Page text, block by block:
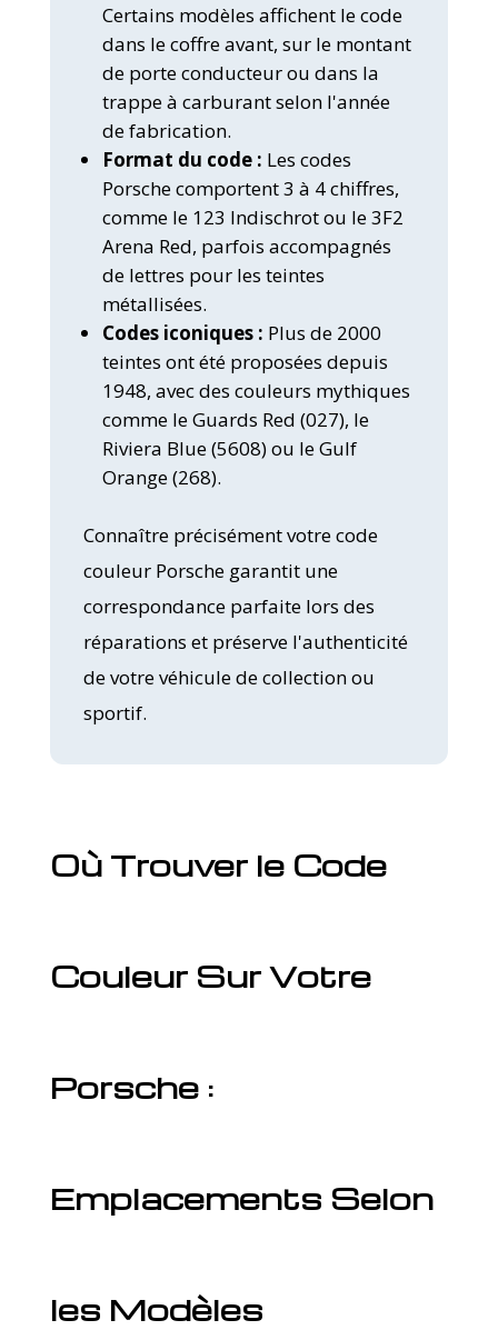
Certains modèles affichent le code
dans le coffre avant, sur le montant
de porte conducteur ou dans la
trappe à carburant selon l'année
de fabrication.
Format du code : Les codes
Porsche comportent 3 à 4 chiffres,
comme le 123 Indischrot ou le 3F2
Arena Red, parfois accompagnés
de lettres pour les teintes
métallisées.
Codes iconiques : Plus de 2000
teintes ont été proposées depuis
1948, avec des couleurs mythiques
comme le Guards Red (027), le
Riviera Blue (5608) ou le Gulf
Orange (268).
Connaître précisément votre code
couleur Porsche garantit une
correspondance parfaite lors des
réparations et préserve l'authenticité
de votre véhicule de collection ou
sportif.
Où Trouver le Code
Couleur Sur Votre
Porsche :
Emplacements Selon
les Modèles